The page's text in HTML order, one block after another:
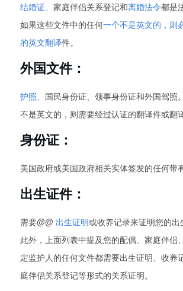
结婚证、 家庭伴侣关系登记和离婚法令都是
如果这些文件中的任何一个不是英文的，则
的英文翻译件。
外国文件：
护照、 国民身份证、领事身份证和外国驾照
不是英文的，则需要经过认证的翻译件或翻
身份证：
美国政府或美国政府相关实体签发的任何带
出生证件：
需要@@ 出生证明或收养记录来证明您的出
此外，上面列表中提及您的配偶、家庭伴侣
定监护人的任何文件都需要出生证明、收养
庭伴侣关系登记等形式的关系证明。